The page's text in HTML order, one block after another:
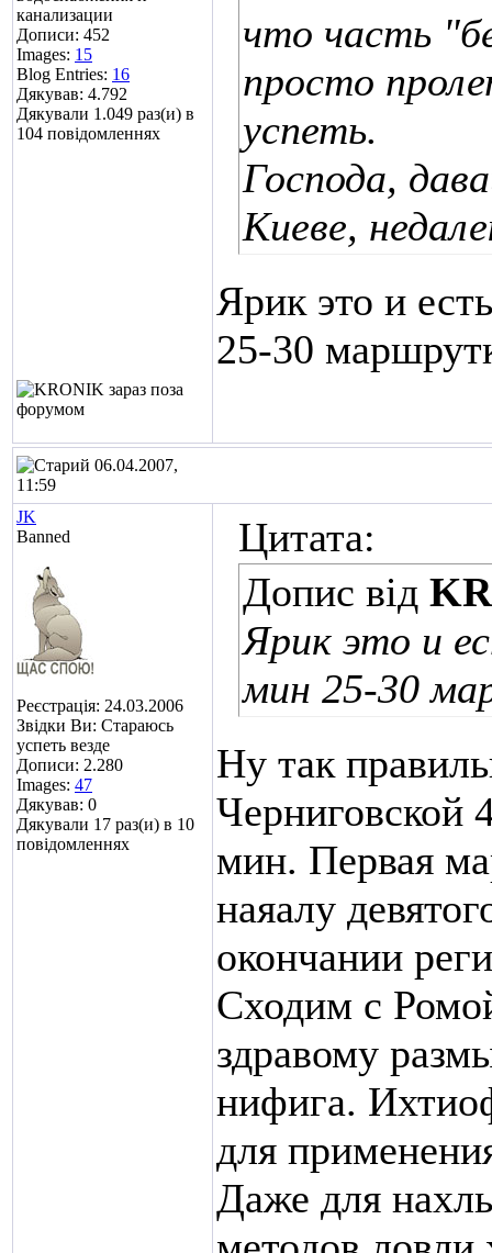
канализации
Дописи: 452
Images: 15
Blog Entries: 16
Дякував: 4.792
Дякували 1.049 раз(и) в
104 повідомленнях
что часть
просто
успеть.
Господа,
Киеве,
Ярик это и
25-30
06.04.2007,
11:59
JK
Banned
Реєстрація: 24.03.2006
Звідки Ви: Стараюсь
успеть везде
Дописи: 2.280
Images: 47
Дякував: 0
Дякували 17 раз(и) в 10
повідомленнях
Цитата:
Допис від
Ярик это и
мин 25-30
Ну так
мин. Первая
наяалу
окончании
Сходим с
здравому
нифига.
для
Даже для